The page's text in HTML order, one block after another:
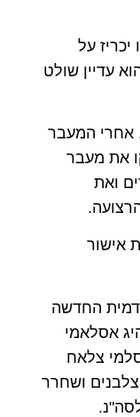
על
עדיין שולט
אחרי המעבר
את מעבר
ואת
אישור
החדשה
אסלאמי
צלאח
ושחרר